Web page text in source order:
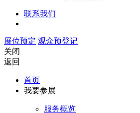
联系我们
展位预定 观众预登记
关闭
返回
首页
我要参展
服务概览